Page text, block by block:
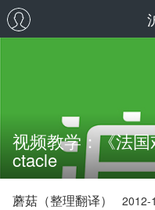
视频教学：《法
ctacle
蘑菇（整理翻译） 2012-